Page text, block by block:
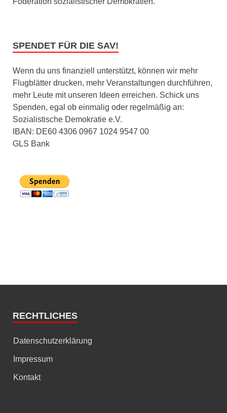
SPENDET FÜR DIE SAV!
Wenn du uns finanziell unterstützt, können wir mehr
Flugblätter drucken, mehr Veranstaltungen durchführen,
mehr Leute mit unseren Ideen erreichen. Schick uns
Spenden, egal ob einmalig oder regelmäßig an:
Sozialistische Demokratie e.V.
IBAN: DE60 4306 0967 1024 9547 00
GLS Bank
RECHTLICHES
Datenschutzerklärung
Impressum
Kontakt